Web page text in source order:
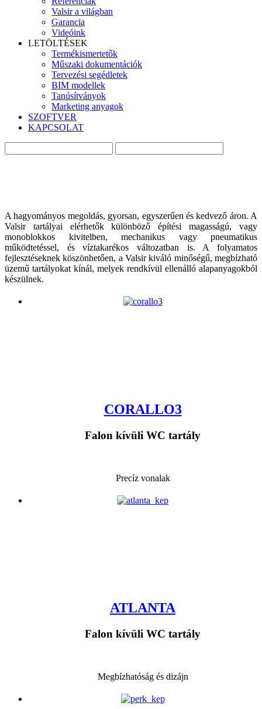
Valsir a világban
Garancia
Videóink
LETÖLTÉSEK
Termékismertetők
Műszaki dokumentációk
Tervezési segédletek
BIM modellek
Tanúsítványok
Marketing anyagok
SZOFTVER
KAPCSOLAT
A hagyományos megoldás, gyorsan, egyszerűen és kedvező áron. A
Valsir tartályai elérhetők különböző építési magasságú, vagy
monoblokkos kivitelben, mechanikus vagy pneumatikus
működtetéssel, és víztakarékos változatban is. A folyamatos
fejlesztéseknek köszönhetően, a Valsir kiváló minőségű, megbízható
üzemű tartályokat kínál, melyek rendkívül ellenálló alapanyagokból
készülnek.
CORALLO3
Falon kívüli WC tartály
Precíz vonalak
ATLANTA
Falon kívüli WC tartály
Megbízhatóság és dizájn